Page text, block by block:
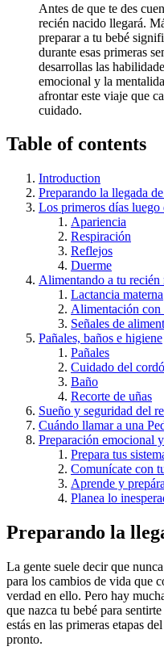
Antes de que te des
recién nacido llegará.
preparar a tu bebé
durante esas primeras
desarrollas las
emocional y la
afrontar este viaje que
cuidado.
Table of contents
Introduction
Preparando la llegada
Los primeros días
Apariencia
Respiración
Reflejos
Duerme
Alimentando a tu recién
Lactancia materna
Alimentación con
Señales de
Pañales, baños e higiene
Pañales
Cuidado del
Baño
Recorte de uñas
Sueño y seguridad del
Cuándo llamar a una
Preparación emocional
Prepara tus
Comunícate con
Aprende y
Planea lo
Preparando la
La gente suele decir que
para los cambios de vida que
verdad en ello. Pero hay
que nazca tu bebé para
estás en las primeras etapas
pronto.